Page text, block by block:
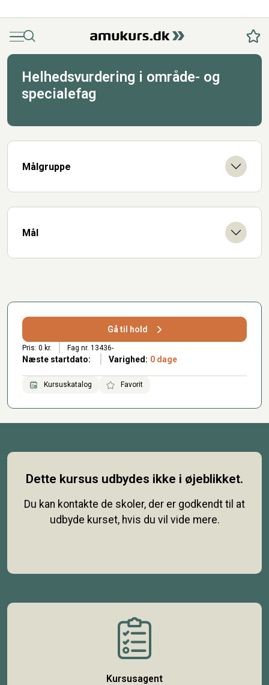
MenuSøg
Helhedsvurdering i område- og
specialefag
Målgruppe
Mål
Gå til hold
Pris: 0 kr. Fag nr. 13436-
Næste startdato: Varighed: 0 dage
Kursuskatalog Favorit
Dette kursus udbydes ikke i øjeblikket.
Du kan kontakte de skoler, der er godkendt til at
udbyde kurset, hvis du vil vide mere.
Kursusagent